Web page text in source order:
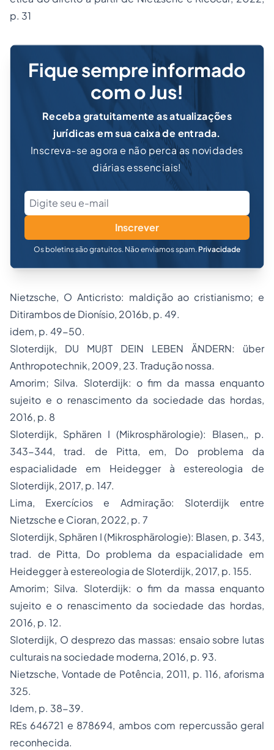
p. 31
Fique sempre informado
com o Jus!
Receba gratuitamente as atualizações
jurídicas em sua caixa de entrada.
Inscreva-se agora e não perca as novidades
diárias essenciais!
Inscrever
Os boletins são gratuitos. Não enviamos spam. Privacidade
Nietzsche, O Anticristo: maldição ao cristianismo; e
Ditirambos de Dionísio, 2016b, p. 49.
idem, p. 49-50.
Sloterdijk, DU MUßT DEIN LEBEN ÄNDERN: über
Anthropotechnik, 2009, 23. Tradução nossa.
Amorim; Silva. Sloterdijk: o fim da massa enquanto
sujeito e o renascimento da sociedade das hordas,
2016, p. 8
Sloterdijk, Sphären I (Mikrosphärologie): Blasen,, p.
343-344, trad. de Pitta, em, Do problema da
espacialidade em Heidegger à estereologia de
Sloterdijk, 2017, p. 147.
Lima, Exercícios e Admiração: Sloterdijk entre
Nietzsche e Cioran, 2022, p. 7
Sloterdijk, Sphären I (Mikrosphärologie): Blasen, p. 343,
trad. de Pitta, Do problema da espacialidade em
Heidegger à estereologia de Sloterdijk, 2017, p. 155.
Amorim; Silva. Sloterdijk: o fim da massa enquanto
sujeito e o renascimento da sociedade das hordas,
2016, p. 12.
Sloterdijk, O desprezo das massas: ensaio sobre lutas
culturais na sociedade moderna, 2016, p. 93.
Nietzsche, Vontade de Potência, 2011, p. 116, aforisma
325.
Idem, p. 38-39.
REs 646721 e 878694, ambos com repercussão geral
reconhecida.